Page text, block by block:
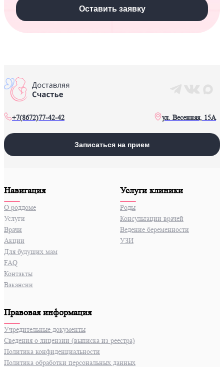
Оставить заявку
+7(8672)77-42-42 ул. Весенняя, 15А
Записаться на прием
Навигация
О роддоме
Услуги
Врачи
Акции
Для будущих мам
FAQ
Контакты
Вакансии
Услуги клиники
Роды
Консультации врачей
Ведение беременности
УЗИ
Правовая информация
Учредительные документы
Сведения о лицензии (выписка из реестра)
Политика конфиденциальности
Политика обработки персональных данных